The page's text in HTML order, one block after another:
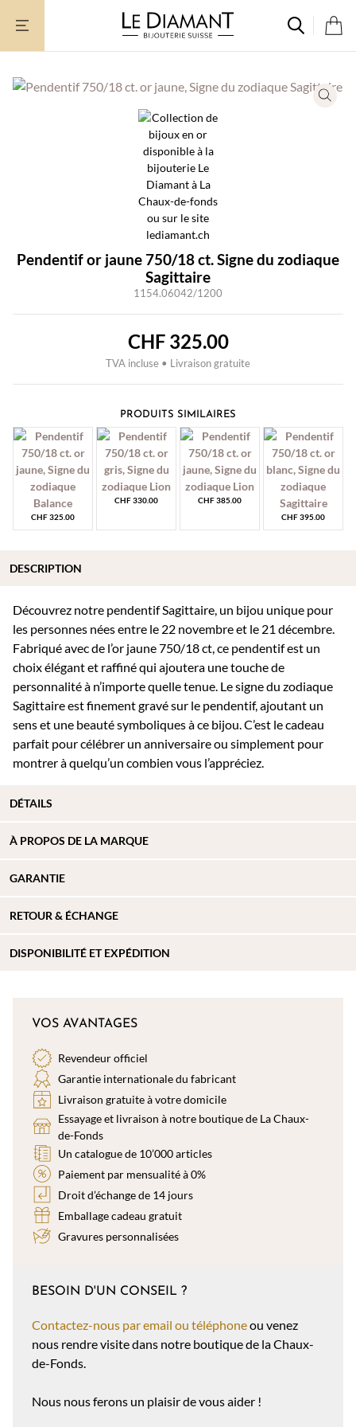
Pendentif or jaune 750/18 ct. Signe du zodiaque
Sagittaire
1154.06042/1200
CHF325.00
TVA incluse • Livraison gratuite
PRODUITS SIMILAIRES
CHF325.00
CHF330.00 CHF385.00
CHF395.00
Découvrez notre pendentif Sagittaire, un bijou unique pour
les personnes nées entre le 22 novembre et le 21 décembre.
Fabriqué avec de l’or jaune 750/18 ct, ce pendentif est un
choix élégant et raffiné qui ajoutera une touche de
personnalité à n’importe quelle tenue. Le signe du zodiaque
Sagittaire est finement gravé sur le pendentif, ajoutant un
sens et une beauté symboliques à ce bijou. C’est le cadeau
parfait pour célébrer un anniversaire ou simplement pour
montrer à quelqu’un combien vous l’appréciez.
DESCRIPTION
DÉTAILS
À PROPOS DE LA MARQUE
GARANTIE
RETOUR & ÉCHANGE
DISPONIBILITÉ ET EXPÉDITION
VOS AVANTAGES
Revendeur officiel
Garantie internationale du fabricant
Livraison gratuite à votre domicile
Essayage et livraison à notre boutique de La Chaux-
de-Fonds
Un catalogue de 10’000 articles
Paiement par mensualité à 0%
Droit d’échange de 14 jours
Emballage cadeau gratuit
Gravures personnalisées
BESOIN D'UN CONSEIL ?
Contactez-nous par email ou téléphoneou venez
nous rendre visite dans notre boutique de la Chaux-
de-Fonds.
Nous nous ferons un plaisir de vous aider !